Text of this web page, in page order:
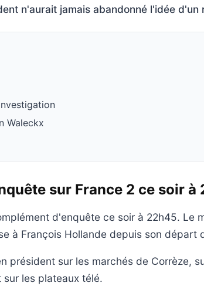
n'aurait jamais abandonné l'idée d'un
Waleckx
sur France 2 ce soir à
d'enquête ce soir à 22h45. Le
à François Hollande depuis son départ
président sur les marchés de Corrèze,
sur les plateaux télé.